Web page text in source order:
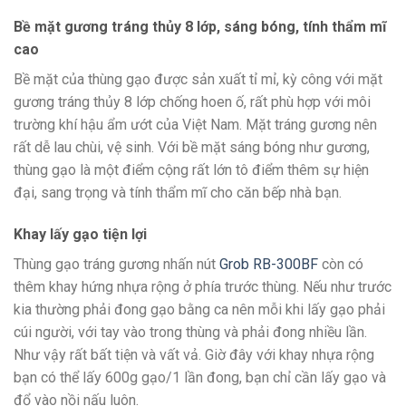
Bề mặt gương tráng thủy 8 lớp, sáng bóng, tính thẩm mĩ
cao
Bề mặt của thùng gạo được sản xuất tỉ mỉ, kỳ công với mặt
gương tráng thủy 8 lớp chống hoen ố, rất phù hợp với môi
trường khí hậu ẩm ướt của Việt Nam. Mặt tráng gương nên
rất dễ lau chùi, vệ sinh. Với bề mặt sáng bóng như gương,
thùng gạo là một điểm cộng rất lớn tô điểm thêm sự hiện
đại, sang trọng và tính thẩm mĩ cho căn bếp nhà bạn.
Khay lấy gạo tiện lợi
Thùng gạo tráng gương nhấn nút Grob RB-300BF còn có
thêm khay hứng nhựa rộng ở phía trước thùng. Nếu như trước
kia thường phải đong gạo bằng ca nên mỗi khi lấy gạo phải
cúi người, với tay vào trong thùng và phải đong nhiều lần.
Như vậy rất bất tiện và vất vả. Giờ đây với khay nhựa rộng
bạn có thể lấy 600g gạo/1 lần đong, bạn chỉ cần lấy gạo và
đổ vào nồi nấu luôn.